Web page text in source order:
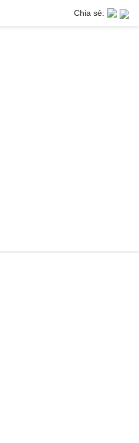
Chia sẻ: